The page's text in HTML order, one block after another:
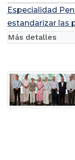
Especialidad
estandarizar las
Más detalles